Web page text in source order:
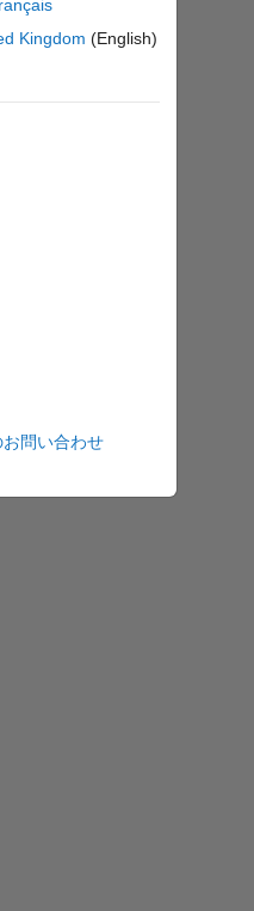
Kingdom (English)
問い合わせ